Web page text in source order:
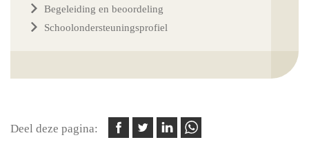
Begeleiding en beoordeling
Schoolondersteuningsprofiel
Deel deze pagina: